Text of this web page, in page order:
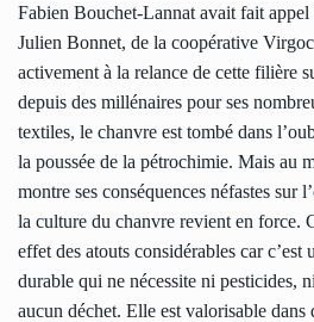
Fabien Bouchet-Lannat avait fait appel
Julien Bonnet, de la coopérative
activement à la relance de cette filière
depuis des millénaires pour ses
textiles, le chanvre est tombé dans
la poussée de la pétrochimie. Mais au
montre ses conséquences néfastes sur
la culture du chanvre revient en force.
effet des atouts considérables car
durable qui ne nécessite ni pesticides,
aucun déchet. Elle est valorisable dans